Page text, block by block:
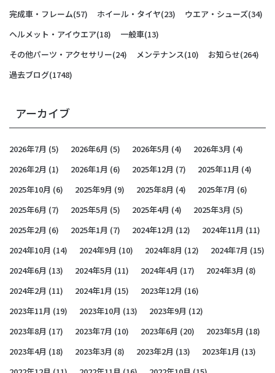
完成車・フレーム(57) ホイール・タイヤ(23) ウエア・シューズ(34)
ヘルメット・アイウエア(18) 一般車(13)
その他パーツ・アクセサリー(24) メンテナンス(10) お知らせ(264)
過去ブログ(1748)
アーカイブ
2026年7月 (5) 2026年6月 (5) 2026年5月 (4) 2026年3月 (4)
2026年2月 (1) 2026年1月 (6) 2025年12月 (7) 2025年11月 (4)
2025年10月 (6) 2025年9月 (9) 2025年8月 (4) 2025年7月 (6)
2025年6月 (7) 2025年5月 (5) 2025年4月 (4) 2025年3月 (5)
2025年2月 (6) 2025年1月 (7) 2024年12月 (12) 2024年11月 (11)
2024年10月 (14) 2024年9月 (10) 2024年8月 (12) 2024年7月 (15)
2024年6月 (13) 2024年5月 (11) 2024年4月 (17) 2024年3月 (8)
2024年2月 (11) 2024年1月 (15) 2023年12月 (16)
2023年11月 (19) 2023年10月 (13) 2023年9月 (12)
2023年8月 (17) 2023年7月 (10) 2023年6月 (20) 2023年5月 (18)
2023年4月 (18) 2023年3月 (8) 2023年2月 (13) 2023年1月 (13)